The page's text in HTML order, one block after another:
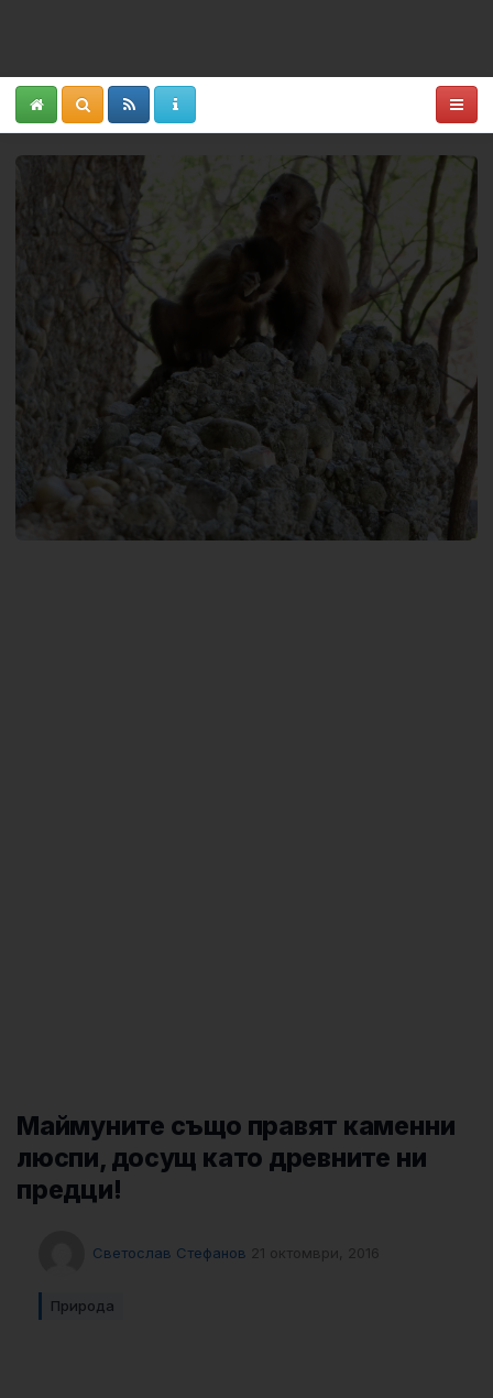
Маймуните също правят каменни
люспи, досущ като древните ни
предци!
Светослав Стефанов 21 октомври, 2016
Природа